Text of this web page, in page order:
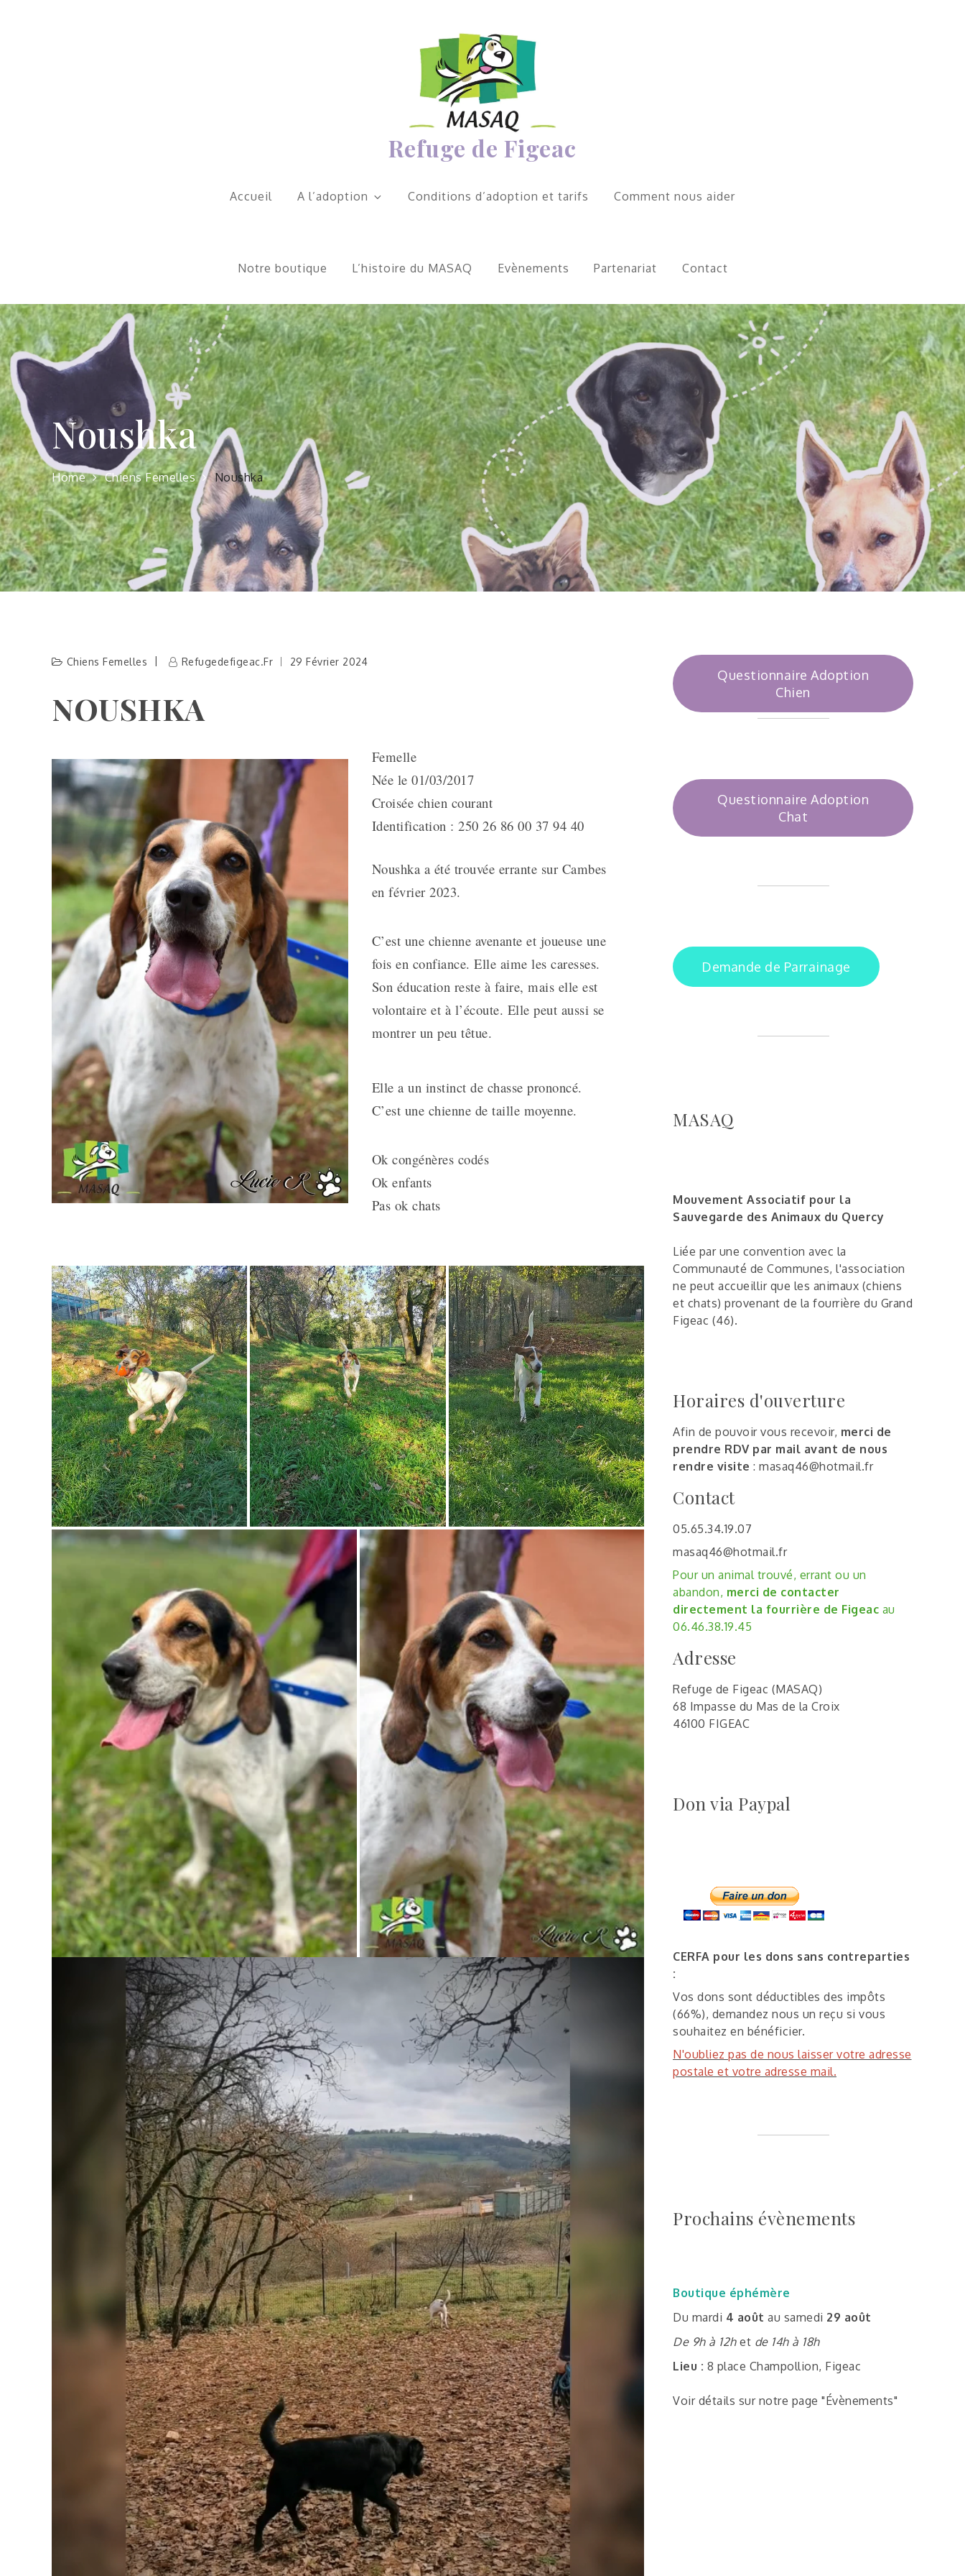
Refuge de Figeac
Accueil A l’adoption Conditions d’adoption et tarifs Comment nous aider
Notre boutique L’histoire du MASAQ Evènements Partenariat Contact
Noushka
Home Chiens Femelles Noushka
Chiens Femelles Refugedefigeac.fr 29 Février 2024
NOUSHKA
Femelle
Née le 01/03/2017
Croisée chien courant
Identification : 250 26 86 00 37 94 40
Noushka a été trouvée errante sur Cambes
en février 2023.
C’est une chienne avenante et joueuse une
fois en confiance. Elle aime les caresses.
Son éducation reste à faire, mais elle est
volontaire et à l’écoute. Elle peut aussi se
montrer un peu têtue.
Elle a un instinct de chasse prononcé.
C’est une chienne de taille moyenne.
Ok congénères codés
Ok enfants
Pas ok chats
Questionnaire Adoption
Chien
Questionnaire Adoption
Chat
Demande de Parrainage
MASAQ
Mouvement Associatif pour la
Sauvegarde des Animaux du Quercy
Liée par une convention avec la
Communauté de Communes, l'association
ne peut accueillir que les animaux (chiens
et chats) provenant de la fourrière du Grand
Figeac (46).
Horaires d'ouverture
Afin de pouvoir vous recevoir, merci de
prendre RDV par mail avant de nous
rendre visite : masaq46@hotmail.fr
Contact
05.65.34.19.07
masaq46@hotmail.fr
Pour un animal trouvé, errant ou un
abandon, merci de contacter
directement la fourrière de Figeac au
06.46.38.19.45
Adresse
Refuge de Figeac (MASAQ)
68 Impasse du Mas de la Croix
46100 FIGEAC
Don via Paypal
CERFA pour les dons sans contreparties
:
Vos dons sont déductibles des impôts
(66%), demandez nous un reçu si vous
souhaitez en bénéficier.
N'oubliez pas de nous laisser votre adresse
postale et votre adresse mail.
Prochains évènements
Boutique éphémère
Du mardi 4 août au samedi 29 août
De 9h à 12het de 14h à 18h
Lieu : 8 place Champollion, Figeac
Voir détails sur notre page "Évènements"